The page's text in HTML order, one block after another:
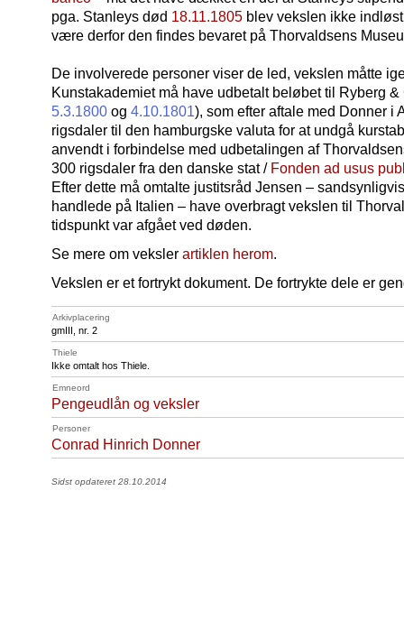
pga. Stanleys død 18.11.1805 blev vekslen ikke
være derfor den findes bevaret på Thorvaldsens
De involverede personer viser de led, vekslen måtte
Kunstakademiet må have udbetalt beløbet til Ryberg
5.3.1800 og 4.10.1801), som efter aftale med Donner i
rigsdaler til den hamburgske valuta for at undgå
anvendt i forbindelse med udbetalingen af
300 rigsdaler fra den danske stat / Fonden ad usus
Efter dette må omtalte justitsråd Jensen –
handlede på Italien – have overbragt vekslen til
tidspunkt var afgået ved døden.
Se mere om veksler artiklen herom.
Vekslen er et fortrykt dokument. De fortrykte dele er
Arkivplacering
gmIII, nr. 2
Thiele
Ikke omtalt hos Thiele.
Emneord
Pengeudlån og veksler
Personer
Conrad Hinrich Donner
Sidst opdateret 28.10.2014